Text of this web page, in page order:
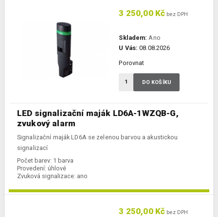
LED signalizační maják LD6A-1WZQB-G,
zvukový alarm
Signalizační maják LD6A se zelenou barvou a akustickou
signalizací
Počet barev: 1 barva
Provedení: úhlové
Zvuková signalizace: ano
3 250,00 Kč bez DPH
Skladem: Ano
U Vás: 08.08.2026
Porovnat
DO KOŠÍKU
3 250,00 Kč bez DPH